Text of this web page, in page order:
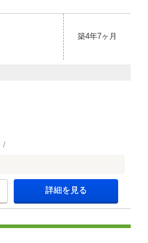
築4年7ヶ月
詳細を見る